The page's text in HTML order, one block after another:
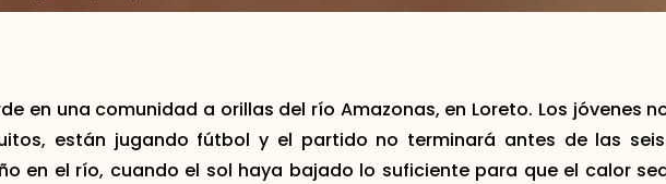
en una comunidad a orillas del río Amazonas, en Loreto. Los jóvenes
están jugando fútbol y el partido no terminará antes de las
en el río, cuando el sol haya bajado lo suficiente para que el calor